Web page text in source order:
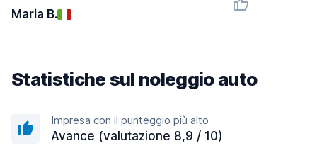
Maria B.
Statistiche sul noleggio auto
Impresa con il punteggio più alto
Avance (valutazione 8,9 / 10)